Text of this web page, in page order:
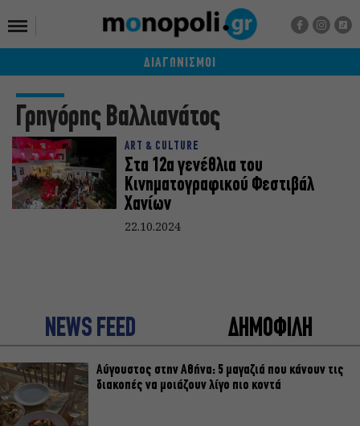
ΔΙΑΓΩΝΙΣΜΟΙ
Γρηγόρης Βαλλιανάτος
ART & CULTURE
Στα 12α γενέθλια του
Κινηματογραφικού Φεστιβάλ
Χανίων
22.10.2024
NEWS FEED ΔΗΜΟΦΙΛΗ
Αύγουστος στην Αθήνα: 5 μαγαζιά που κάνουν τις
διακοπές να μοιάζουν λίγο πιο κοντά